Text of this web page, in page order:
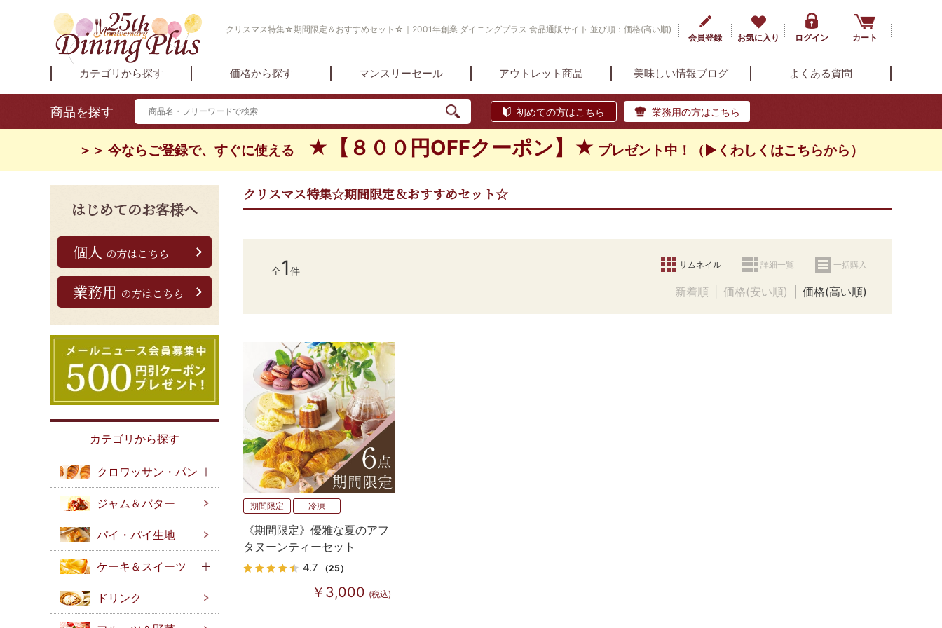
クリスマス特集☆期間限定＆おすすめセット☆｜2001年創業 ダイニングプラス 食品通販サイト 並び順：価格(高い順)
会員登録
お気に入り ログイン カート
カテゴリから探す 価格から探す マンスリーセール アウトレット商品 美味しい情報ブログ よくある質問
商品を探す 初めての方はこちら 業務用の方はこちら
＞＞ 今ならご登録で、すぐに使える ★【８００円OFFクーポン】★ プレゼント中！（▶くわしくはこちらから）
はじめてのお客様へ
個人 の方はこちら
業務用 の方はこちら
カテゴリから探す
クロワッサン・パン
ジャム＆バター
パイ・パイ生地
ケーキ＆スイーツ
ドリンク
クリスマス特集☆期間限定＆おすすめセット☆
全1件
サムネイル 詳細一覧 一括購入
新着順 価格(安い順) 価格(高い順)
期間限定 冷凍
《期間限定》優雅な夏のアフ
タヌーンティーセット
4.7 （25）
￥3,000 (税込)